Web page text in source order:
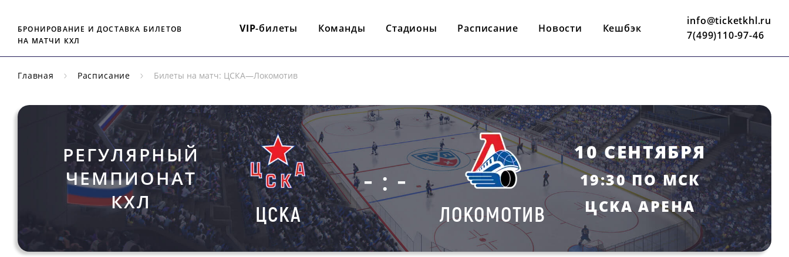
БРОНИРОВАНИЕ И ДОСТАВКА БИЛЕТОВ
НА МАТЧИ КХЛ
VIP-билеты Команды Стадионы Расписание Новости Кешбэк
info@ticketkhl.ru
7(499)110-97-46
Главная Расписание Билеты на матч: ЦСКА—Локомотив
РЕГУЛЯРНЫЙ
ЧЕМПИОНАТ
КХЛ
ЦСКА
- : -
ЛОКОМОТИВ
10 СЕНТЯБРЯ
19:30 ПО МСК
ЦCKA АРЕНА